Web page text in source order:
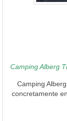
Camping Alberg
Camping
concretamente